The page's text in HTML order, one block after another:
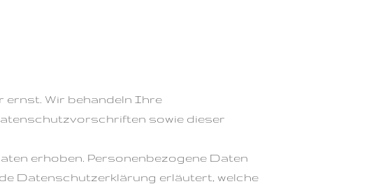
ernst. Wir behandeln Ihre
sowie dieser
erhoben. Personenbezogene Daten
Datenschutzerklärung erläutert, welche